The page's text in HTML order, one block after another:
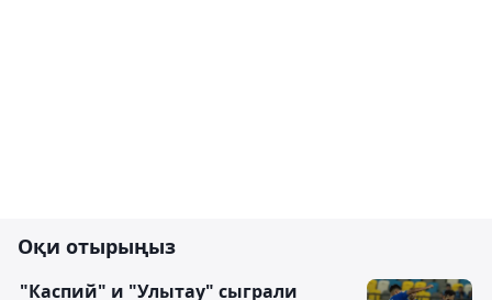
Оқи отырыңыз
"Каспий" и "Улытау" сыграли